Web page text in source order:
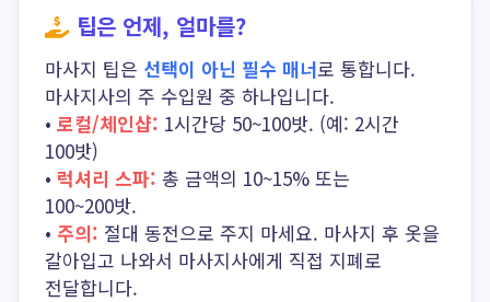
팁은 언제, 얼마를?
마사지 팁은 선택이 아닌 필수 매너로 통합니다.
마사지사의 주 수입원 중 하나입니다.
• 로컬/체인샵: 1시간당 50~100밧. (예: 2시간
100밧)
• 럭셔리 스파: 총 금액의 10~15% 또는
100~200밧.
• 주의: 절대 동전으로 주지 마세요. 마사지 후 옷을
갈아입고 나와서 마사지사에게 직접 지폐로
전달합니다.